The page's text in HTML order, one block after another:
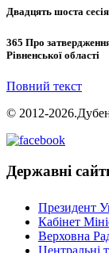
Двадцять шоста
365 Про
Рівненської області
Повний текст
© 2012-
Державні
Президент
Кабінет
Верховна